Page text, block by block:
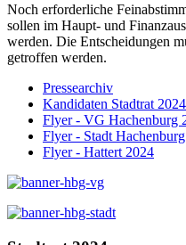
Noch erforderliche
sollen im Haupt- und
werden. Die Entscheidungen
getroffen werden.
Pressearchiv
Kandidaten Stadtrat 2024
Flyer - VG Hachenburg
Flyer - Stadt
Flyer - Hattert 2024